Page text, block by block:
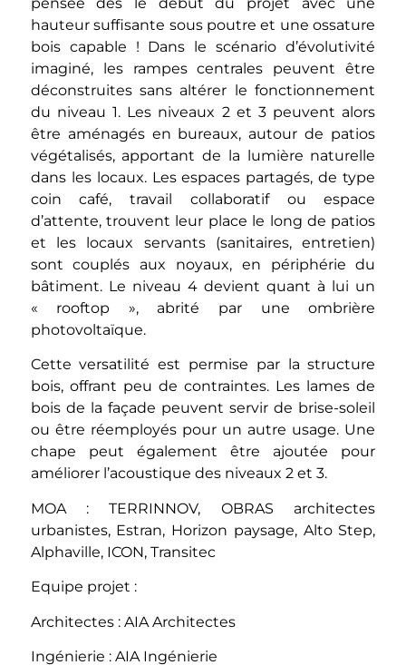
hauteur suffisante sous poutre et une ossature
bois capable ! Dans le scénario d’évolutivité
imaginé, les rampes centrales peuvent être
déconstruites sans altérer le fonctionnement
du niveau 1. Les niveaux 2 et 3 peuvent alors
être aménagés en bureaux, autour de patios
végétalisés, apportant de la lumière naturelle
dans les locaux. Les espaces partagés, de type
coin café, travail collaboratif ou espace
d’attente, trouvent leur place le long de patios
et les locaux servants (sanitaires, entretien)
sont couplés aux noyaux, en périphérie du
bâtiment. Le niveau 4 devient quant à lui un
« rooftop », abrité par une ombrière
photovoltaïque.
Cette versatilité est permise par la structure
bois, offrant peu de contraintes. Les lames de
bois de la façade peuvent servir de brise-soleil
ou être réemployés pour un autre usage. Une
chape peut également être ajoutée pour
améliorer l’acoustique des niveaux 2 et 3.
MOA : TERRINNOV, OBRAS architectes
urbanistes, Estran, Horizon paysage, Alto Step,
Alphaville, ICON, Transitec
Equipe projet :
Architectes : AIA Architectes
Ingénierie : AIA Ingénierie